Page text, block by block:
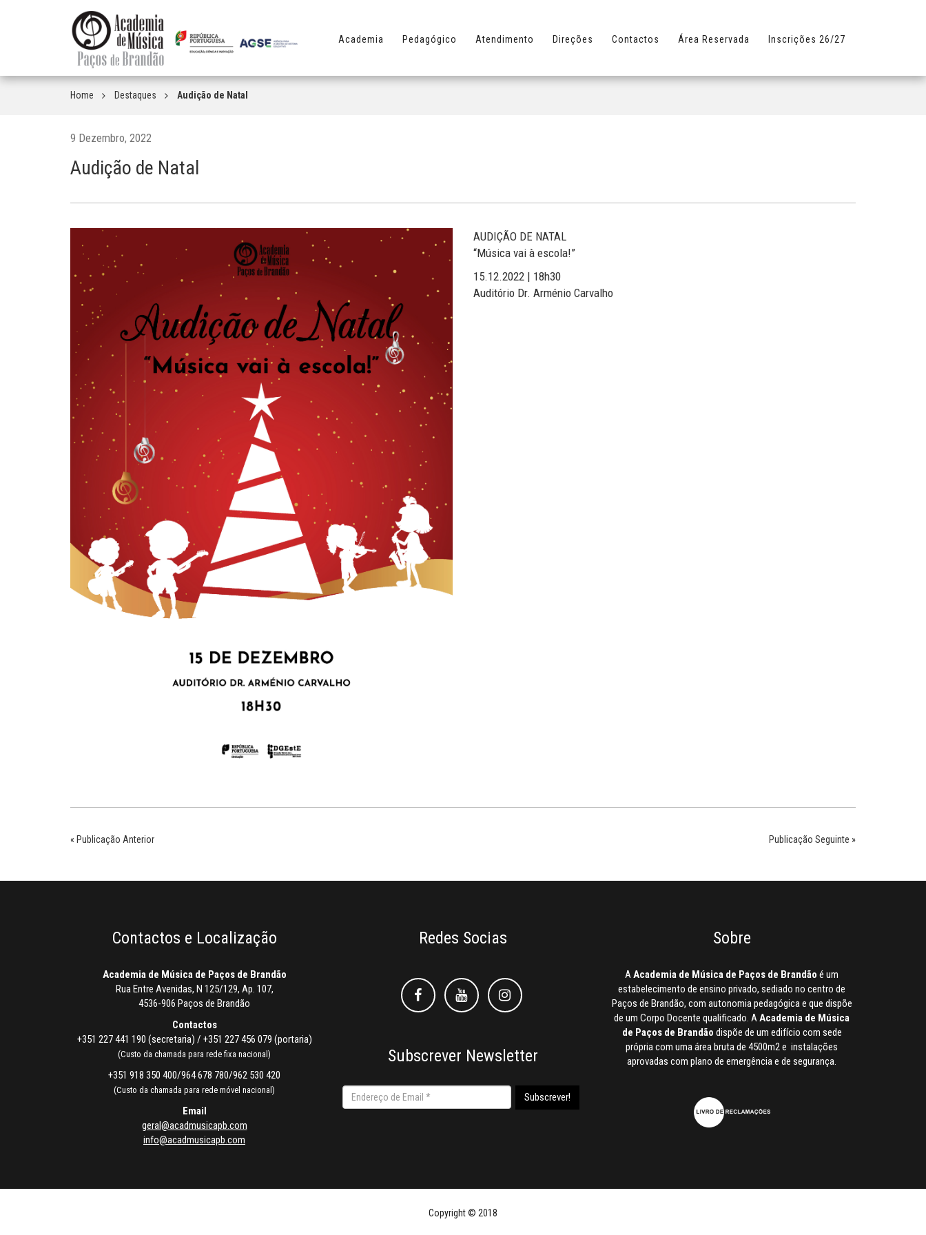
Academia Pedagógico Atendimento Direções Contactos Área Reservada Inscrições 26/27
Home Destaques Audição de Natal
9 Dezembro, 2022
Audição de Natal
AUDIÇÃO DE NATAL
“Música vai à escola!”
15.12.2022 | 18h30
Auditório Dr. Arménio Carvalho
« Publicação Anterior Publicação Seguinte »
Contactos e Localização
Academia de Música de Paços de Brandão
Rua Entre Avenidas, N 125/129, Ap. 107,
4536-906 Paços de Brandão
Contactos
+351 227 441 190 (secretaria) / +351 227 456 079 (portaria)
(Custo da chamada para rede fixa nacional)
+351 918 350 400/964 678 780/962 530 420
(Custo da chamada para rede móvel nacional)
Email
geral@acadmusicapb.com
info@acadmusicapb.com
Redes Socias
FacebookFacebookInstagram
Subscrever Newsletter
Sobre
AAcademia de Música de Paços de Brandão é um
estabelecimento de ensino privado, sediado no centro de
Paços de Brandão, com autonomia pedagógica e que dispõe
de um Corpo Docente qualificado. AAcademia de Música
de Paços de Brandão dispõe de um edifício com sede
própria com uma área bruta de 4500m2 e instalações
aprovadas com plano de emergência e de segurança.
Copyright © 2018